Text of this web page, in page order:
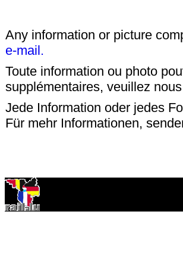
Any information or picture
e-mail.
Toute information ou photo
supplémentaires, veuillez
Jede Information oder jedes
Für mehr Informationen,